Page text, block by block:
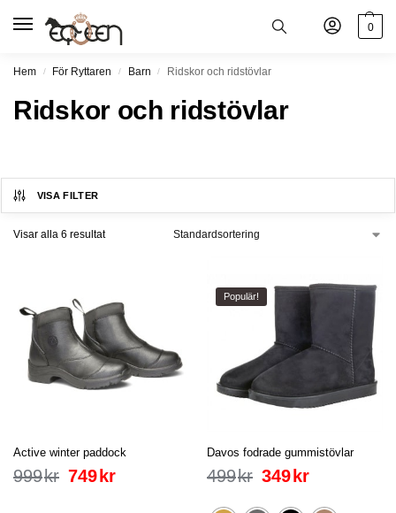
0
Hem / För Ryttaren / Barn / Ridskor och ridstövlar
Ridskor och ridstövlar
VISA FILTER
Visar alla 6 resultat
Active winter paddock
999kr 749 kr
Populär!
Davos fodrade gummistövlar
499kr 349 kr